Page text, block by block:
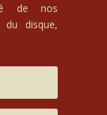
de nos
disque,